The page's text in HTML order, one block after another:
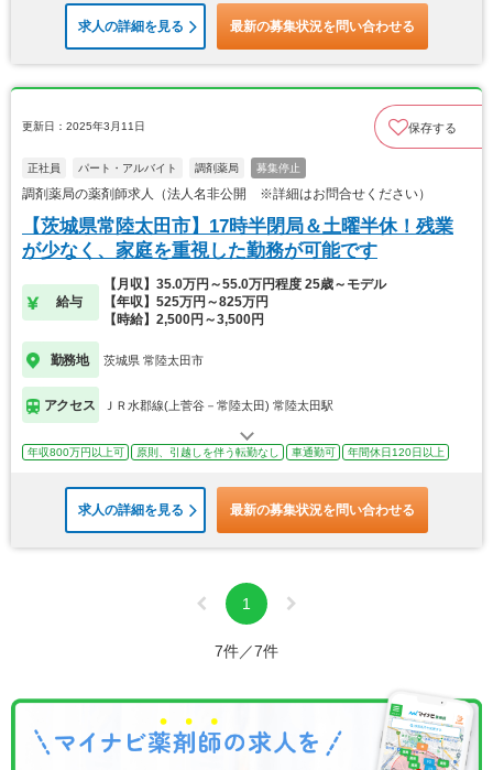
求人の詳細を見る 最新の募集状況を問い合わせる
更新日：2025年3月11日 保存する
正社員 パート・アルバイト 調剤薬局 募集停止
調剤薬局の薬剤師求人（法人名非公開 ※詳細はお問合せください）
【茨城県常陸太田市】17時半閉局＆土曜半休！残業
が少なく、家庭を重視した勤務が可能です
給与
【月収】35.0万円～55.0万円程度 25歳～モデル
【年収】525万円～825万円
【時給】2,500円～3,500円
勤務地 茨城県 常陸太田市
アクセス ＪＲ水郡線(上菅谷－常陸太田) 常陸太田駅
年収800万円以上可 原則、引越しを伴う転勤なし 車通勤可 年間休日120日以上
求人の詳細を見る 最新の募集状況を問い合わせる
1
7件／7件